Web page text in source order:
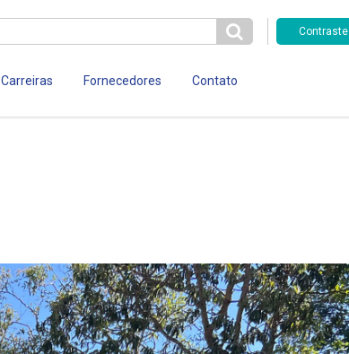
Contraste
Carreiras Fornecedores Contato